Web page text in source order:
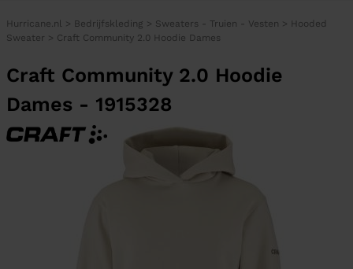
Hurricane.nl > Bedrijfskleding > Sweaters - Truien - Vesten >
Hooded
Sweater > Craft Community 2.0 Hoodie Dames
Craft Community 2.0 Hoodie
Dames - 1915328